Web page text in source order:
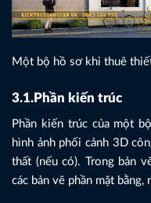
Một bộ hồ sơ khi thuê
3.1.Phần kiến trúc
Phần kiến trúc của một
hình ảnh phối cảnh 3D
thất (nếu có). Trong bản
các bản vẽ phần mặt